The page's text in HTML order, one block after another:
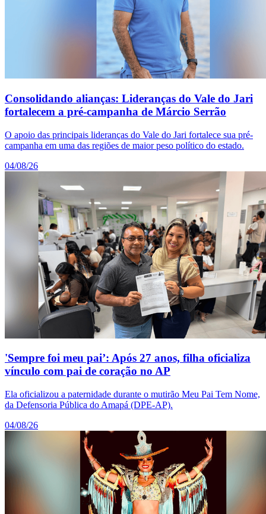
Consolidando alianças: Lideranças do Vale do Jari
fortalecem a pré-campanha de Márcio Serrão
O apoio das principais lideranças do Vale do Jari fortalece sua pré-
campanha em uma das regiões de maior peso político do estado.
04/08/26
'Sempre foi meu pai’: Após 27 anos, filha oficializa
vínculo com pai de coração no AP
Ela oficializou a paternidade durante o mutirão Meu Pai Tem Nome,
da Defensoria Pública do Amapá (DPE-AP).
04/08/26